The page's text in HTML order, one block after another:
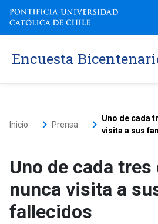
Encuesta
Inicio keyboard_arrow_right Prensa keyboard_arrow_right Uno de cada
visita a sus
Uno de cada
nunca visita a
fallecidos